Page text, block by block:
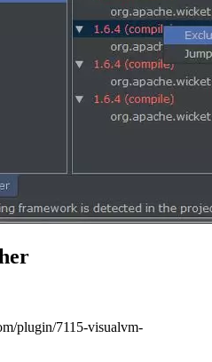
plugin/7115-visualvm-